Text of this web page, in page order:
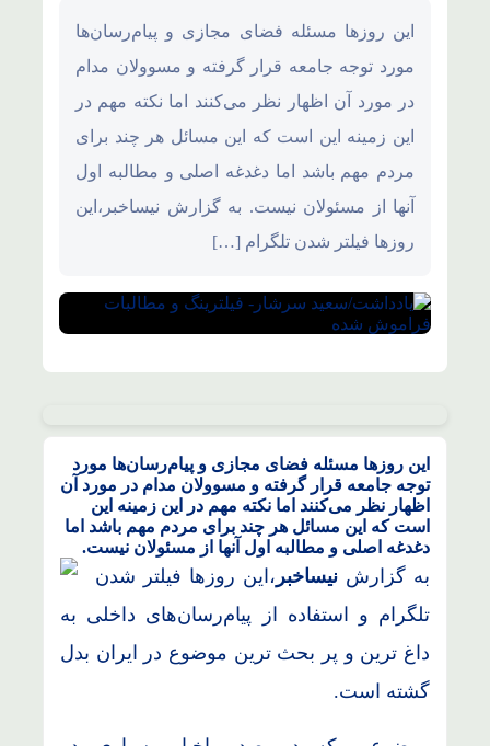
این روزها مسئله فضای مجازی و پیام‌رسان‌ها
مورد توجه جامعه قرار گرفته و مسوولان مدام
در مورد آن اظهار نظر می‌کنند اما نکته مهم در
این زمینه این است که این مسائل هر چند برای
مردم مهم باشد اما دغدغه اصلی و مطالبه اول
آنها از مسئولان نیست. به گزارش نیساخبر،این
روزها فیلتر شدن تلگرام […]
این روزها مسئله فضای مجازی و پیام‌رسان‌ها مورد
توجه جامعه قرار گرفته و مسوولان مدام در مورد آن
اظهار نظر می‌کنند اما نکته مهم در این زمینه این
است که این مسائل هر چند برای مردم مهم باشد اما
دغدغه اصلی و مطالبه اول آنها از مسئولان نیست.
به گزارش نیساخبر ،این روزها فیلتر شدن
تلگرام و استفاده از پیام‌رسان‌های داخلی به
داغ ترین و پر بحث ترین موضوع در ایران بدل
گشته است.